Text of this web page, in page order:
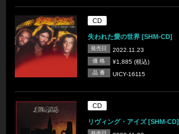
CD
失われた愛の世界 [SHM-CD]
発売日 2022.11.23
価 格 ¥1,885 (税込)
品 番 UICY-16115
CD
リヴィング・アイズ [SHM-CD]